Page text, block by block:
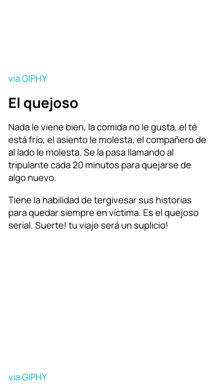
via GIPHY
El quejoso
Nada le viene bien, la comida no le gusta, el té
está frío, el asiento le molesta, el compañero de
al lado le molesta. Se la pasa llamando al
tripulante cada 20 minutos para quejarse de
algo nuevo.
Tiene la habilidad de tergivesar sus historias
para quedar siempre en víctima. Es el quejoso
serial. Suerte! tu viaje será un suplicio!
via GIPHY